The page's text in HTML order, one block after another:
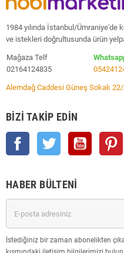
1984 yılında İstanbul/Ümraniye'de
ve istekleri doğrultusunda ürün
Mağaza Telf
02164124835
Alemdağ Caddesi Güneş Sokak
BIZI TAKIP EDIN
Facebook Twitter YouTube
HABER BÜLTENI
İstediğiniz bir zaman abonelikten